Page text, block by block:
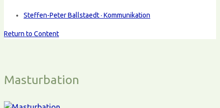
Steffen-Peter Ballstaedt · Kommunikation
Return to Content
Masturbation